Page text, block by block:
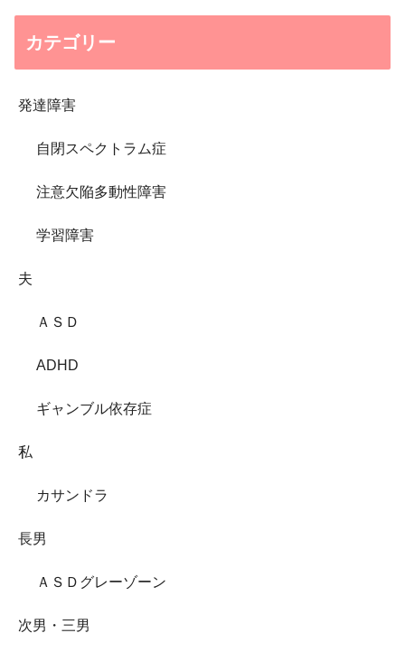
カテゴリー
発達障害
自閉スペクトラム症
注意欠陥多動性障害
学習障害
夫
ＡＳＤ
ADHD
ギャンブル依存症
私
カサンドラ
長男
ＡＳＤグレーゾーン
次男・三男